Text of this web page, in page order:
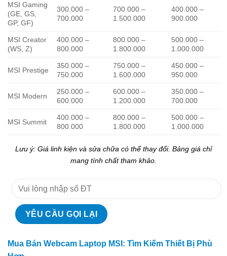
MSI Gaming
(GE, GS,
GP, GF)
300.000 –
700.000
700.000 –
1.500.000
400.000 –
900.000
MSI Creator
(WS, Z)
400.000 –
800.000
800.000 –
1.800.000
500.000 –
1.000.000
MSI Prestige
350.000 –
750.000
750.000 –
1.600.000
450.000 –
950.000
MSI Modern
250.000 –
600.000
600.000 –
1.200.000
350.000 –
700.000
MSI Summit
400.000 –
800.000
800.000 –
1.800.000
500.000 –
1.000.000
Lưu ý: Giá linh kiện và sửa chữa có thể thay đổi. Bảng giá chỉ
mang tính chất tham khảo.
Mua Bán Webcam Laptop MSI: Tìm Kiếm Thiết Bị Phù